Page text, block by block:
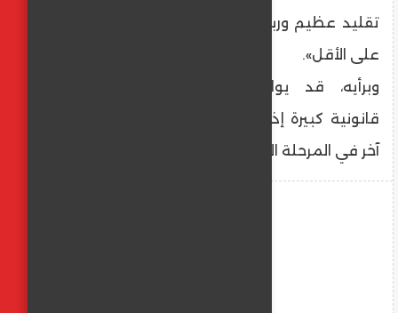
تقليد عظيم وربما القوانين في بعض الولايات
على الأقل».
وبرأيه، قد يواجه الديمقراطيون صعوبات
قانونية كبيرة إذا حاولوا استبدال بايدن بمرشح
آخر في المرحلة الحالية.